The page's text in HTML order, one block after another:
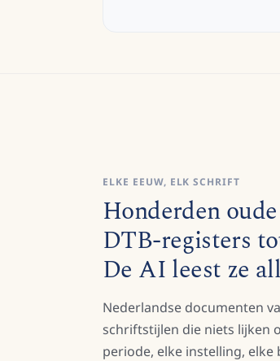
ELKE EEUW, ELK SCHRIFT
Honderden
DTB-registers
De AI leest ze
Nederlandse documenten
schriftstijlen die niets lijken
periode, elke instelling,